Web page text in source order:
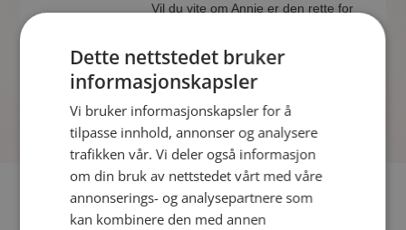
Vil du vite om Annie er den rette for
treningsentusiast som deg selv?
Fler single
Dette nettstedet bruker
informasjonskapsler
Vi bruker informasjonskapsler for å
tilpasse innhold, annonser og analysere
trafikken vår. Vi deler også informasjon
om din bruk av nettstedet vårt med våre
annonserings- og analysepartnere som
kan kombinere den med annen